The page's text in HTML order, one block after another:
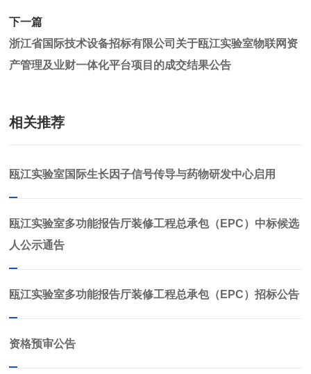
下一篇
浙江省国际技术设备招标有限公司关于瓯江实验室物联网资
产管理及业财一体化平台项目的成交结果公告
相关推荐
瓯江实验室国际生长因子信号传导与药物研发中心启用
瓯江实验室多功能报告厅装修工程总承包（EPC）中标候选
人公示通告
瓯江实验室多功能报告厅装修工程总承包（EPC）招标公告
资格预审公告